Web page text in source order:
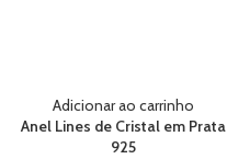
Adicionar ao carrinho
Anel Lines de Cristal em Prata
925